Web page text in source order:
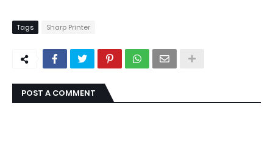
Tags Sharp Printer
POST A COMMENT